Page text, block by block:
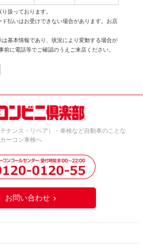
扱っております。
払いはお受けできない場合があります。お店
基本情報であり、状況により変動する場合が
前に電話等でご確認のうえご来店ください。
ナンス・リペア）・車検など自動車のことな
ーコン車検へ
お問い合わせ